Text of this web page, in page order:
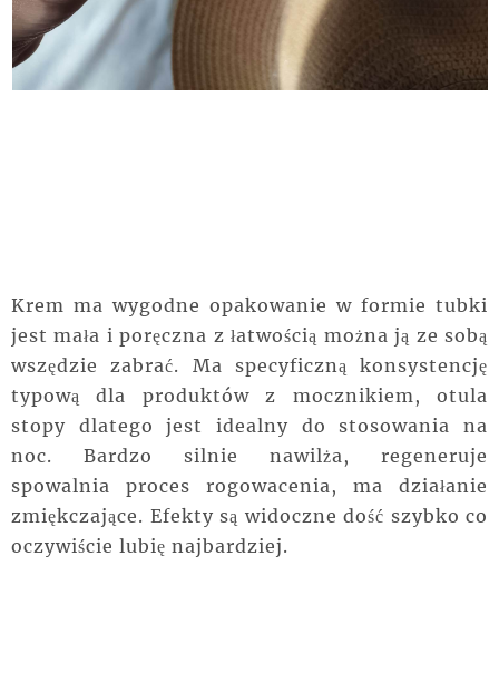
Krem ma wygodne opakowanie w formie tubki
jest mała i poręczna z łatwością można ją ze sobą
wszędzie zabrać. Ma specyficzną konsystencję
typową dla produktów z mocznikiem, otula
stopy dlatego jest idealny do stosowania na
noc. Bardzo silnie nawilża, regeneruje
spowalnia proces rogowacenia, ma działanie
zmiękczające. Efekty są widoczne dość szybko co
oczywiście lubię najbardziej.